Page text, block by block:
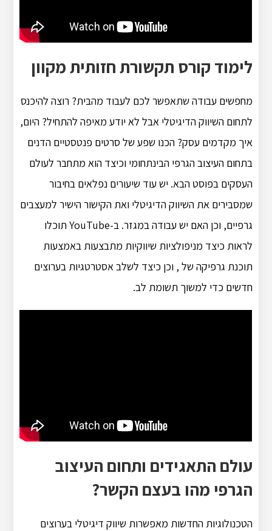
לימוד קורס תקשורת חזותית מקוון
מחפשים עבודה שתאפשר לכם לעבוד מהבית? רוצה להיכנס
לתחום השיווק הדיגיטלי אבל לא יודע מאיפה להתחיל? היום,
איך מקדמים עסק? הכנו שפע של סרטים פנטסטיים הדנים
בתחום העיצוב הגרפי הבינתחומי וכיצד הוא מתחבר לעולם
העסקים בפוסט הבא. יש עוד שיעורים נפלאים בחיבור
שמסבירים את השיווק הדיגיטלי ואת הקישור הישיר למעצבים
גרפיים, וכן האם יש עבודה במגזר. ב-YouTube תוכלו
לראות כיצד מניפולציות שיווקיות מתבצעות באמצעות
תוכנת גרפיקה של , וכן כיצד לשלב אסטרטגיות בערוצים
חדשים כדי למשוך תשומת לב.
עולם התאגידים ותחום העיצוב
הגרפי מהו בעצם הקשר?
הטכנולוגיות החדשות מאפשרות שיווק דיגיטלי בערוצים